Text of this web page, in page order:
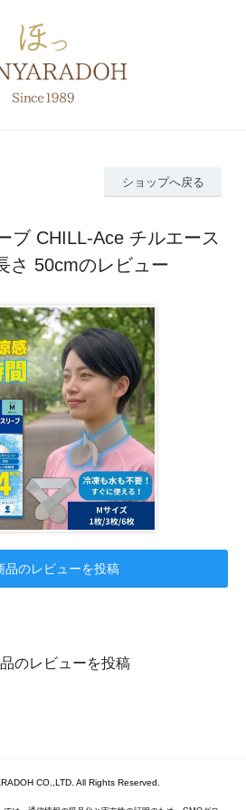
ショップへ戻る
ブ CHILL-Ace チルエース
さ 50cmのレビュー
品のレビューを投稿
のレビューを投稿
CO.,LTD. All Rights Reserved.